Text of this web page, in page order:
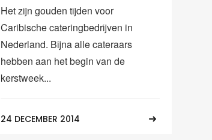
Het zijn gouden tijden voor
Caribische cateringbedrijven in
Nederland. Bijna alle cateraars
hebben aan het begin van de
kerstweek...
24 DECEMBER 2014